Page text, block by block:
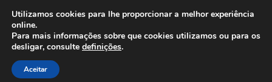
ENVIO a partir de 7 EUR
Seg-Sex, das 9h às 16h800 500 967
Ir
para
Saltar
para
Utilizamos cookies para lhe proporcionar a melhor experiência
online.
Para mais informações sobre que cookies utilizamos ou para os
desligar, consulte definições.
Aceitar